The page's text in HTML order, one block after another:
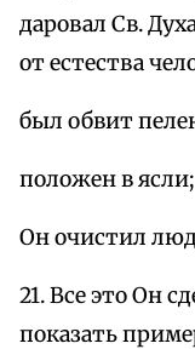
даровал Св.
от естества
был обвит
положен в ясли;
Он очистил
21. Все это Он
показать